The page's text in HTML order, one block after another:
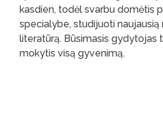
kasdien, todėl svarbu domėtis
specialybe, studijuoti
literatūrą. Būsimasis gydytojas
mokytis visą gyvenimą.